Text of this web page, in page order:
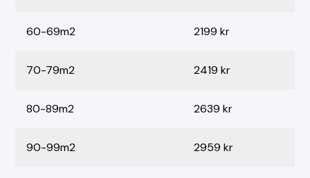
60-69m2 2199 kr
70-79m2 2419 kr
80-89m2 2639 kr
90-99m2 2959 kr